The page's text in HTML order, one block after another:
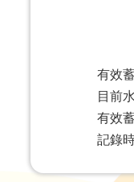
有效
目前
有效
記錄